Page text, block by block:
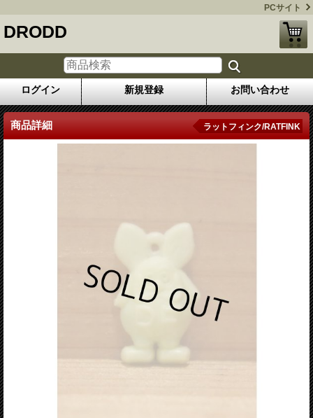
PCサイト
DRODD
ログイン 新規登録 お問い合わせ
商品詳細 ラットフィンク/RATFINK